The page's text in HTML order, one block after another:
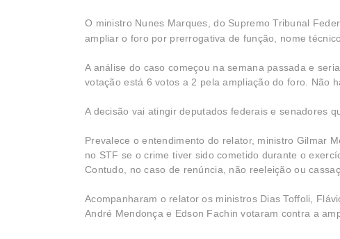
O ministro Nunes Marques, do Supremo Tribunal
ampliar o foro por prerrogativa de função, nome
A análise do caso começou na semana passada e
votação está 6 votos a 2 pela ampliação do foro. Não
A decisão vai atingir deputados federais e senadores
Prevalece o entendimento do relator, ministro Gilmar
no STF se o crime tiver sido cometido durante o
Contudo, no caso de renúncia, não reeleição ou
Acompanharam o relator os ministros Dias Toffoli,
André Mendonça e Edson Fachin votaram contra a